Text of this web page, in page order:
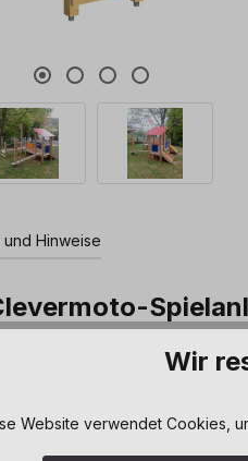
Hinweise
Auf- und
zum greifen, schieben und
ab 12 Monate
Wir
Website verwendet Cookies,